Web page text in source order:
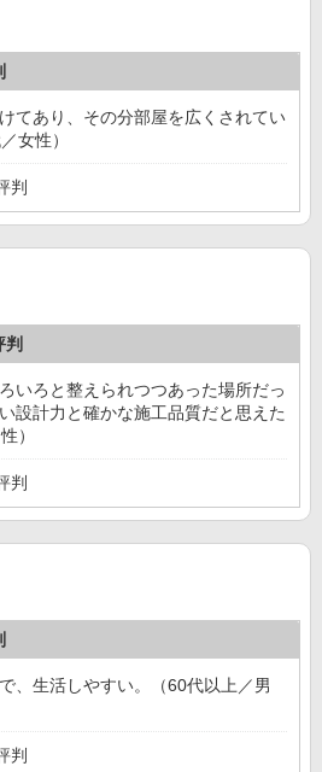
てあり、その分部屋を広くされてい
女性）
判
いろと整えられつつあった場所だっ
設計力と確かな施工品質だと思えた
）
判
、生活しやすい。（60代以上／男
判